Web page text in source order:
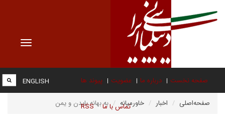
Toggle
صفحه نخست درباره ما عضویت پیوند ها
تماس با ما RSS
ENGLISH
صفحه‌اصلی اخبار خاورمیانه به بهانه بایدن و یمن